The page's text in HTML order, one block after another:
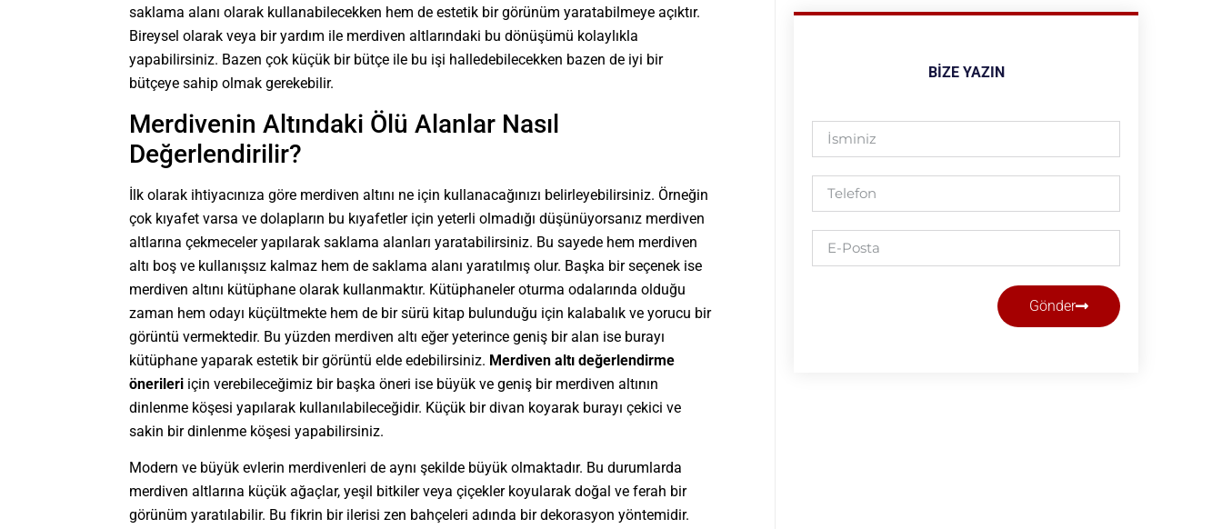
saklama alanı olarak kullanabilecekken hem de estetik bir görünüm yaratabilmeye açıktır.
Bireysel olarak veya bir yardım ile merdiven altlarındaki bu dönüşümü kolaylıkla
yapabilirsiniz. Bazen çok küçük bir bütçe ile bu işi halledebilecekken bazen de iyi bir
bütçeye sahip olmak gerekebilir.
Merdivenin Altındaki Ölü Alanlar Nasıl
Değerlendirilir?
İlk olarak ihtiyacınıza göre merdiven altını ne için kullanacağınızı belirleyebilirsiniz. Örneğin
çok kıyafet varsa ve dolapların bu kıyafetler için yeterli olmadığı düşünüyorsanız merdiven
altlarına çekmeceler yapılarak saklama alanları yaratabilirsiniz. Bu sayede hem merdiven
altı boş ve kullanışsız kalmaz hem de saklama alanı yaratılmış olur. Başka bir seçenek ise
merdiven altını kütüphane olarak kullanmaktır. Kütüphaneler oturma odalarında olduğu
zaman hem odayı küçültmekte hem de bir sürü kitap bulunduğu için kalabalık ve yorucu bir
görüntü vermektedir. Bu yüzden merdiven altı eğer yeterince geniş bir alan ise burayı
kütüphane yaparak estetik bir görüntü elde edebilirsiniz. Merdiven altı değerlendirme
önerileri için verebileceğimiz bir başka öneri ise büyük ve geniş bir merdiven altının
dinlenme köşesi yapılarak kullanılabileceğidir. Küçük bir divan koyarak burayı çekici ve
sakin bir dinlenme köşesi yapabilirsiniz.
Modern ve büyük evlerin merdivenleri de aynı şekilde büyük olmaktadır. Bu durumlarda
merdiven altlarına küçük ağaçlar, yeşil bitkiler veya çiçekler koyularak doğal ve ferah bir
görünüm yaratılabilir. Bu fikrin bir ilerisi zen bahçeleri adında bir dekorasyon yöntemidir.
BIZE YAZIN
Gönder